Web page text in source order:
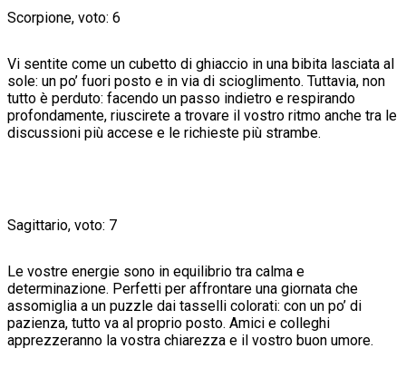
Scorpione, voto: 6
Vi sentite come un cubetto di ghiaccio in una bibita lasciata al
sole: un po’ fuori posto e in via di scioglimento. Tuttavia, non
tutto è perduto: facendo un passo indietro e respirando
profondamente, riuscirete a trovare il vostro ritmo anche tra le
discussioni più accese e le richieste più strambe.
Sagittario, voto: 7
Le vostre energie sono in equilibrio tra calma e
determinazione. Perfetti per affrontare una giornata che
assomiglia a un puzzle dai tasselli colorati: con un po’ di
pazienza, tutto va al proprio posto. Amici e colleghi
apprezzeranno la vostra chiarezza e il vostro buon umore.